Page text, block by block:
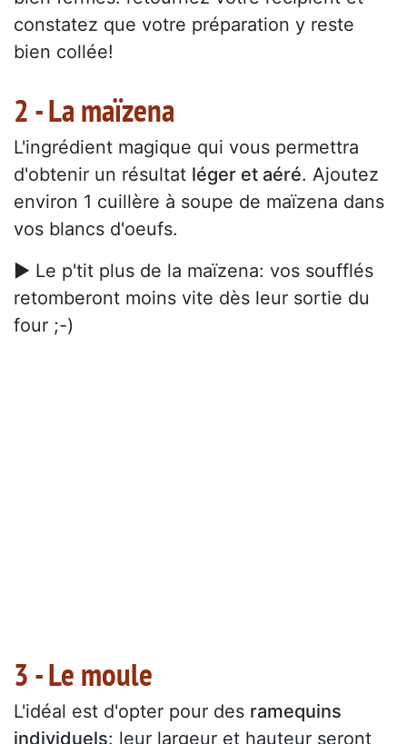
constatez que votre préparation y reste
bien collée!
2 - La maïzena
L'ingrédient magique qui vous permettra
d'obtenir un résultat léger et aéré. Ajoutez
environ 1 cuillère à soupe de maïzena dans
vos blancs d'oeufs.
► Le p'tit plus de la maïzena: vos soufflés
retomberont moins vite dès leur sortie du
four ;-)
3 - Le moule
L'idéal est d'opter pour des ramequins
individuels: leur largeur et hauteur seront